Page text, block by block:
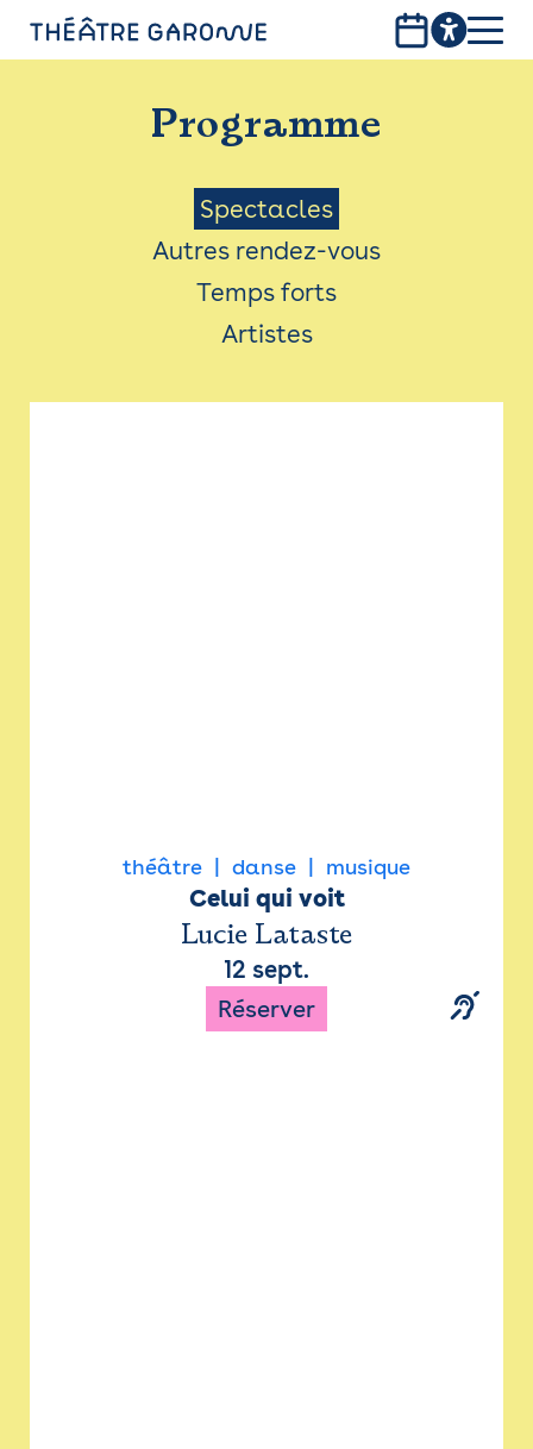
PROGRAMME
INFOS PRATIQUES
AVEC LES PUBLICS
ACCESSIBILITÉ
LES PRODUCTIONS
Programme
Menu
Saison
Spectacles
Autres rendez-vous
Temps forts
Artistes
théâtre danse musique
Celui qui voit
Lucie Lataste
12 sept.
Réserver